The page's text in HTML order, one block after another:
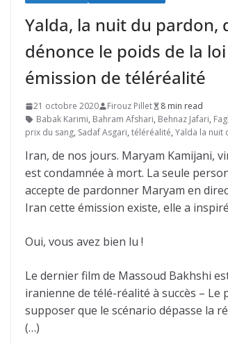
Yalda, la nuit du pardon,
dénonce le poids de la
émission de téléréalité
21 octobre 2020 Firouz Pillet
8 min read
Babak Karimi, Bahram Afshari, Behnaz Jafari,
prix du sang, Sadaf Asgari, téléréalité, Yalda la nuit
Iran, de nos jours. Maryam Kamijani,
est condamnée à mort. La seule
accepte de pardonner Maryam en
Iran cette émission existe, elle a
Oui, vous avez bien lu !
Le dernier film de Massoud Bakhshi
iranienne de télé-réalité à succès –
supposer que le scénario dépasse la
(…)